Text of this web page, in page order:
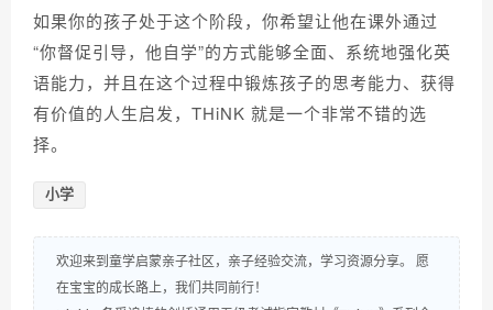
如果你的孩子处于这个阶段，你希望让他在课外通过
“你督促引导，他自学”的方式能够全面、系统地强化英
语能力，并且在这个过程中锻炼孩子的思考能力、获得
有价值的人生启发，THiNK 就是一个非常不错的选
择。
小学
欢迎来到童学启蒙亲子社区，亲子经验交流，学习资源分享。 愿
在宝宝的成长路上，我们共同前行！